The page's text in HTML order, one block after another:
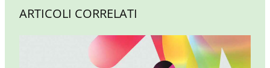
ARTICOLI CORRELATI